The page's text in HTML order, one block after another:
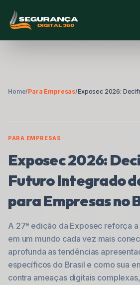
Home/Para Empresas/
PARA EMPRESAS
Exposec 2026:
Futuro Integrado
para Empresas no
A 27ª edição da Exposec reforça
em um mundo cada vez mais
aprofunda as tendências
específicos do Brasil e como sua
contra ameaças digitais